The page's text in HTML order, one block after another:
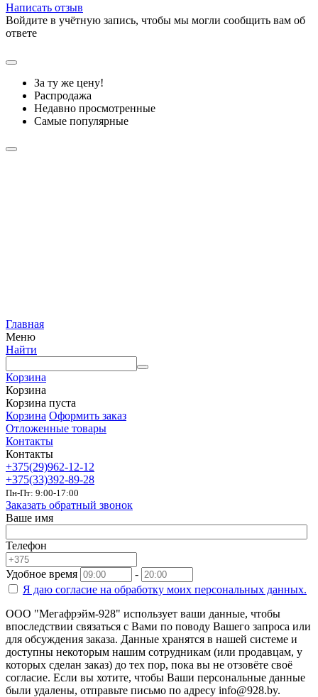
Написать отзыв
Войдите в учётную запись, чтобы мы могли сообщить вам об
ответе
За ту же цену!
Распродажа
Недавно просмотренные
Самые популярные
Главная
Меню
Найти
Корзина
Корзина
Корзина пуста
Корзина Оформить заказ
Отложенные товары
Контакты
Контакты
+375(29)962-12-12
+375(33)392-89-28
Пн-Пт: 9:00-17:00
Заказать обратный звонок
Ваше имя
Телефон
Удобное время
-
Я даю согласие на обработку моих персональных данных.
ООО "Мегафрэйм-928" использует ваши данные, чтобы
впоследствии связаться с Вами по поводу Вашего запроса или
для обсуждения заказа. Данные хранятся в нашей системе и
доступны некоторым нашим сотрудникам (или продавцам, у
которых сделан заказ) до тех пор, пока вы не отзовёте своё
согласие. Если вы хотите, чтобы Ваши персональные данные
были удалены, отправьте письмо по адресу info@928.by.